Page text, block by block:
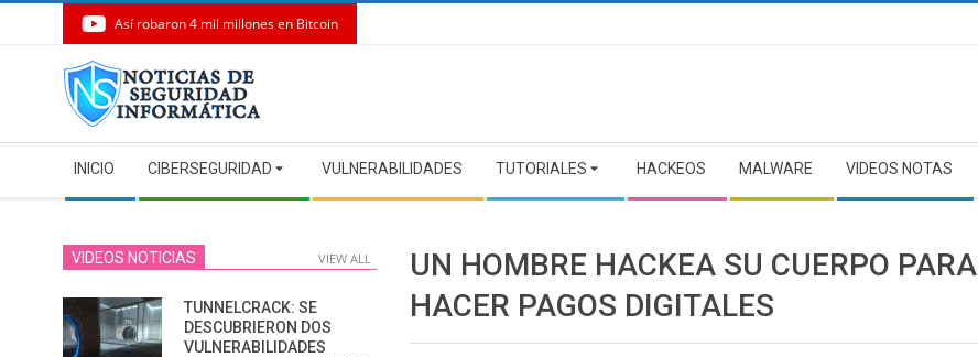
Así robaron 4 mil millones en Bitcoin
Navigation
Menu
INICIO CIBERSEGURIDAD VULNERABILIDADES TUTORIALES HACKEOS MALWARE VIDEOS NOTAS
UN HOMBRE HACKEA SU CUERPO PARA
HACER PAGOS DIGITALES
VIDEOS NOTICIAS VIEW ALL
TUNNELCRACK: SE
DESCUBRIERON DOS
VULNERABILIDADES